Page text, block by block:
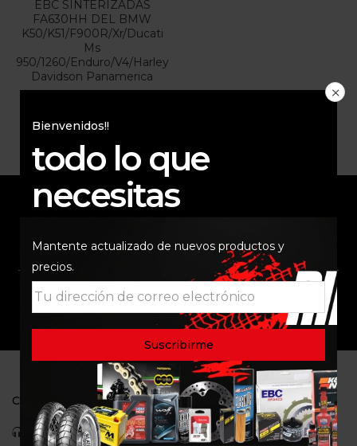
EBC SINTERIZADAS
FA630HH DEL BMW
K50/K51/F900R/Xr/Ducati
Ms
950/1260/Enduro/V4/Harley
Davidson Panamerica
Bienvenidos!!
todo lo que
necesitas
Mantente actualizado de nuevos productos y
precios.
SEGURO
SOPORTE COMUNIDAD
CONTACTO
Celular: 3113422933